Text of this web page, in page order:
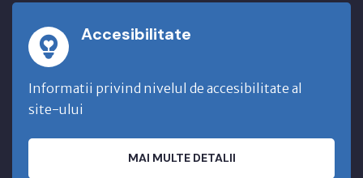
Accesibilitate
Informatii privind nivelul de accesibilitate al
site-ului
MAI MULTE DETALII